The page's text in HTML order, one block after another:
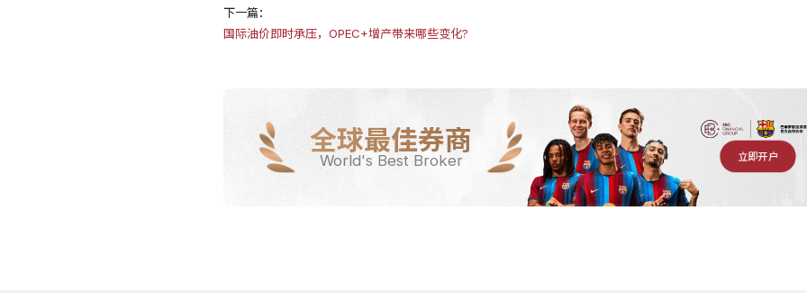
下一篇：
国际油价即时承压，OPEC+增产带来哪些变化?
全球最佳券商
World's Best Broker 立即开户